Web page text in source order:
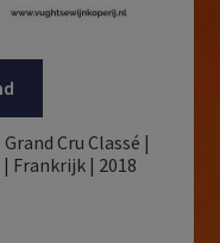
Cru Classé |
Frankrijk | 2018